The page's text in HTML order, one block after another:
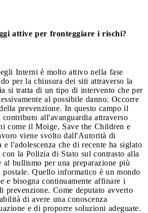
attive per fronteggiare i rischi?
Interni è molto attivo nella fase
per la chiusura dei siti attraverso la
si tratta di un tipo di intervento che per
al possibile danno. Occorre
prevenzione. In questo campo il
all'avanguardia attraverso
come il Moige, Save the Children e
viene svolto dall'Autorità di
e l'adolescenza che di recente ha siglato
la Polizia di Stato sul contrasto alla
al bullismo per una preparazione più
postale. Quello informatico è un mondo
e bisogna continuamente affinare i
prevenzione. Come deputato avverto
di avere una conoscenza
e di proporre soluzioni adeguate.